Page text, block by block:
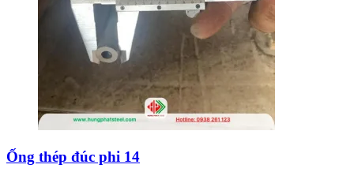
Ống thép đúc phi 14